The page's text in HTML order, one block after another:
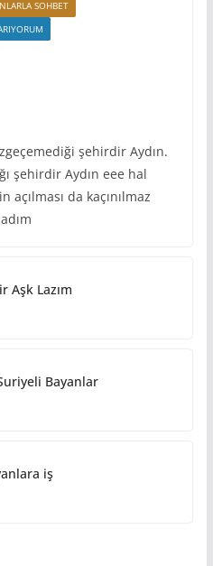
SOHBET
şehirdir Aydın.
şehirdir Aydın eee hal
açılması da kaçınılmaz
Aşk Lazım
Bayanlar
iş